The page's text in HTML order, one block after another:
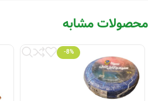
محصولات مشابه
-8%